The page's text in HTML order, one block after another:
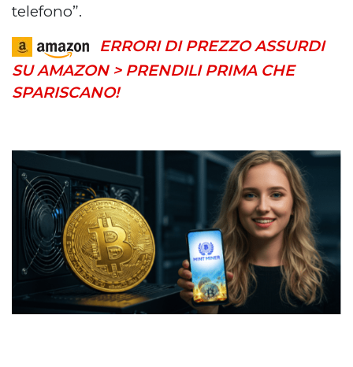
telefono”.
ERRORI DI PREZZO ASSURDI
SU AMAZON > PRENDILI PRIMA CHE
SPARISCANO!